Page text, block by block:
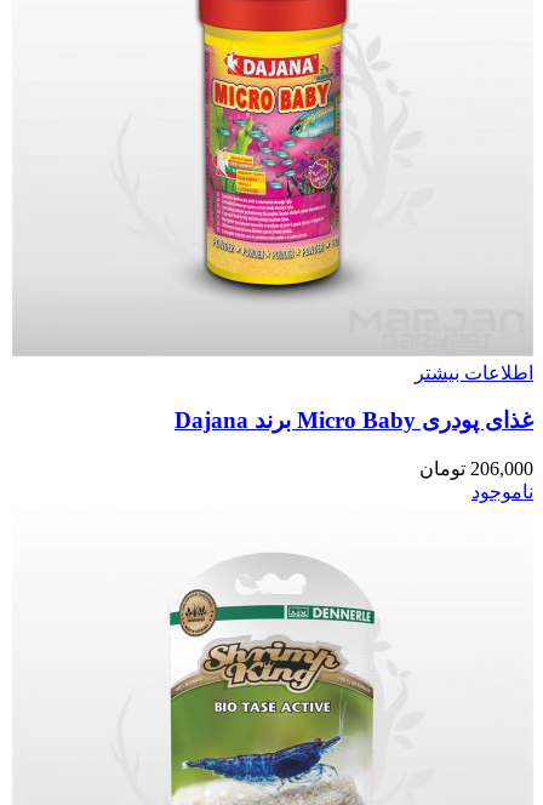
اطلاعات بیشتر
غذای پودری Micro Baby برند Dajana
206,000 تومان
ناموجود